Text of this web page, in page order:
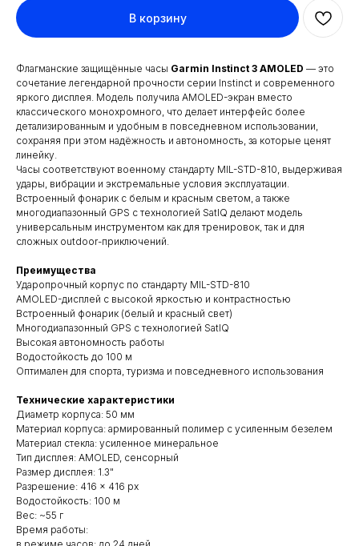
В корзину
Флагманские защищённые часы Garmin Instinct 3 AMOLED — это
сочетание легендарной прочности серии Instinct и современного
яркого дисплея. Модель получила AMOLED-экран вместо
классического монохромного, что делает интерфейс более
детализированным и удобным в повседневном использовании,
сохраняя при этом надёжность и автономность, за которые ценят
линейку.
Часы соответствуют военному стандарту MIL-STD-810, выдерживая
удары, вибрации и экстремальные условия эксплуатации.
Встроенный фонарик с белым и красным светом, а также
многодиапазонный GPS с технологией SatIQ делают модель
универсальным инструментом как для тренировок, так и для
сложных outdoor-приключений.
Преимущества
Ударопрочный корпус по стандарту MIL-STD-810
AMOLED-дисплей с высокой яркостью и контрастностью
Встроенный фонарик (белый и красный свет)
Многодиапазонный GPS с технологией SatIQ
Высокая автономность работы
Водостойкость до 100 м
Оптимален для спорта, туризма и повседневного использования
Технические характеристики
Диаметр корпуса: 50 мм
Материал корпуса: армированный полимер с усиленным безелем
Материал стекла: усиленное минеральное
Тип дисплея: AMOLED, сенсорный
Размер дисплея: 1.3"
Разрешение: 416 × 416 px
Водостойкость: 100 м
Вес: ~55 г
Время работы: